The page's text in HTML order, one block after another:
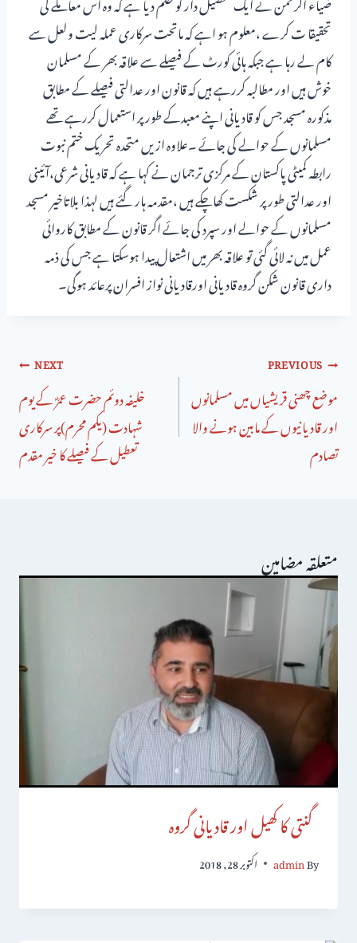
تحقیقا ت کرے ،معلوم ہو اہے کہ ماتحت سرکاری عملہ لیت ولعل سے
کام لے رہا ہے جبکہ ہائی کورٹ کے فیصلے سے علاقہ بھر کے مسلمان
خوش ہیں اور مطالبہ کررہے ہیں کہ قانون اور عدالتی فیصلے کے مطابق
مذکورہ مسجد جس کو قادیانی اپنے معبدکے طور پر استعمال کررہے تھے
مسلمانوں کے حوالے کی جائے ۔علاوہ ازیں متحدہ تحریک ختم نبوت
رابطہ کمیٹی پاکستان کے مرکزی ترجمان نے کہا ہے کہ قادیانی شرعی،آئینی
اور عدالتی طورپر شکست کھاچکے ہیں ،مقدمہ ہار گئے ہیں لہذا بلاتاخیر مسجد
مسلمانوں کے حوالے اور سپرد کی جائے اگر قانون کے مطابق کاروائی
عمل میں نہ لائی گئی تو علاقہ بھر میں اشتعال پیدا ہوسکتا ہے جس کی ذمہ
داری قانون شکن گروہ قادیانی اورقادیانی نواز افسران پرعائد ہوگی۔
PREVIOUS
موضع چھنی قریشیاں میں مسلمانوں
اور قادیانیوں کے مابین ہونے والا
تصادم
NEXT
خلیفہ دوئم حضرت عمرؓ کے یوم
شہادت (یکم محرم)پر سرکاری
تعطیل کے فیصلے کا خیر مقدم
متعلقہ مضامین
گنتی کا کھیل اور قادیانی گروہ
By
admin اکتوبر 28, 2018